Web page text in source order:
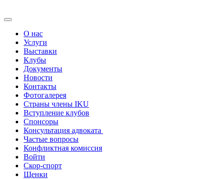
О нас
Услуги
Выставки
Клубы
Документы
Новости
Контакты
Фотогалерея
Страны члены IKU
Вступление клубов​
Спонсоры
Консультация адвоката ​
Частые вопросы
Конфликтная комиссия
Войти
Скор-спорт
Щенки